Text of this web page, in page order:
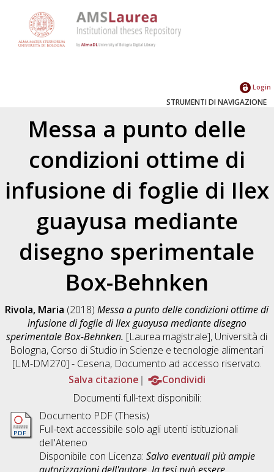
Login
STRUMENTI DI NAVIGAZIONE
Messa a punto delle
condizioni ottime di
infusione di foglie di Ilex
guayusa mediante
disegno sperimentale
Box-Behnken
Rivola, Maria (2018)Messa a punto delle condizioni ottime di
infusione di foglie di Ilex guayusa mediante disegno
sperimentale Box-Behnken. [Laurea magistrale], Università di
Bologna, Corso di Studio in Scienze e tecnologie alimentari
[LM-DM270] - Cesena, Documento ad accesso riservato.
Salva citazione
Condividi
Documenti full-text disponibili:
Documento PDF (Thesis)
Full-text accessibile solo agli utenti istituzionali
dell'Ateneo
Disponibile con Licenza: Salvo eventuali più ampie